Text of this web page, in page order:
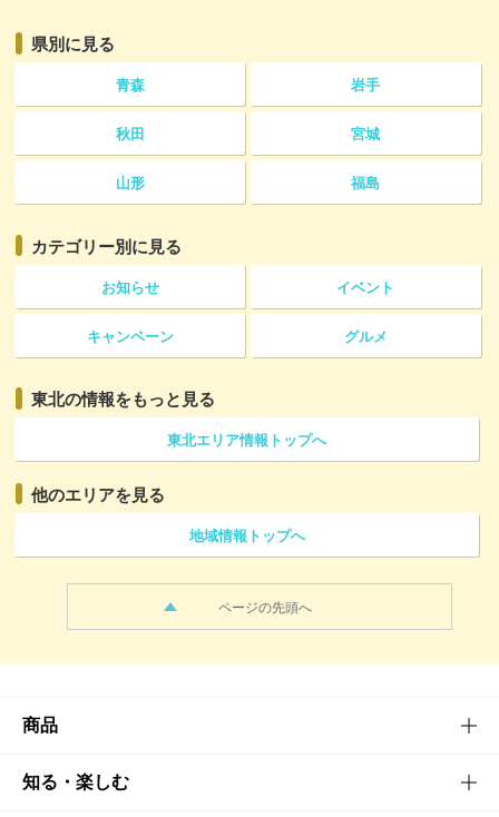
県別に見る
青森 岩手
秋田 宮城
山形 福島
カテゴリー別に見る
お知らせ イベント
キャンペーン グルメ
東北の情報をもっと見る
東北エリア情報トップへ
他のエリアを見る
地域情報トップへ
ページの先頭へ
商品
商品TOP
知る・楽しむ